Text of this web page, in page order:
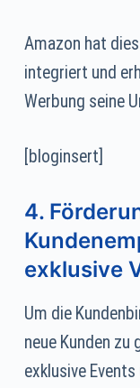
Amazon hat
integriert und
Werbung seine
[bloginsert]
4.
exklusive
Um die
neue Kunden zu
exklusive